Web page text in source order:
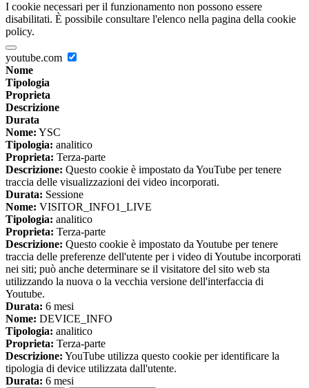
I cookie necessari per il funzionamento non possono essere
disabilitati. È possibile consultare l'elenco nella pagina della cookie
policy.
youtube.com
Nome
Tipologia
Proprieta
Descrizione
Durata
Nome: YSC
Tipologia: analitico
Proprieta: Terza-parte
Descrizione: Questo cookie è impostato da YouTube per tenere
traccia delle visualizzazioni dei video incorporati.
Durata: Sessione
Nome: VISITOR_INFO1_LIVE
Tipologia: analitico
Proprieta: Terza-parte
Descrizione: Questo cookie è impostato da Youtube per tenere
traccia delle preferenze dell'utente per i video di Youtube incorporati
nei siti; può anche determinare se il visitatore del sito web sta
utilizzando la nuova o la vecchia versione dell'interfaccia di
Youtube.
Durata: 6 mesi
Nome: DEVICE_INFO
Tipologia: analitico
Proprieta: Terza-parte
Descrizione: YouTube utilizza questo cookie per identificare la
tipologia di device utilizzata dall'utente.
Durata: 6 mesi